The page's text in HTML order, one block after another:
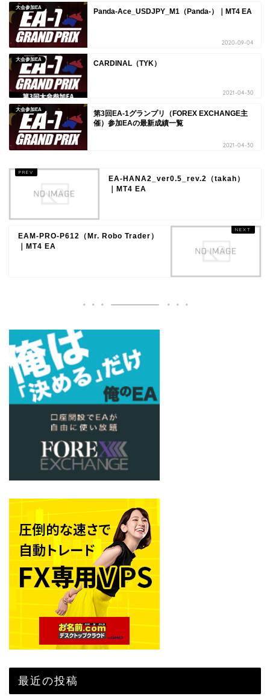
大会参加EA Panda-Ace_USDJPY_M1（Panda-）｜MT4 EA
2020-09-04
大会参加EA CARDINAL（TYK）
2021-04-30
大会参加EA
第3回EA-1グランプリ（FOREX EXCHANGE主
催）参加EAの最新成績一覧
2021-04-30
EA-HANA2_ver0.5_rev.2（takah）
｜MT4 EA
EAM-PRO-P612（Mr. Robo Trader）
｜MT4 EA
最近の投稿